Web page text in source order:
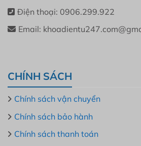
Điện thoại: 0906.299.922
Email:
CHÍNH SÁCH
Chính sách vận chuyển
Chính sách bảo hành
Chính sách thanh toán